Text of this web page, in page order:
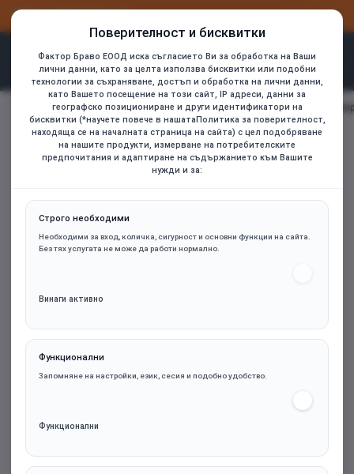
Поверителност и бисквитки
Фактор Браво ЕООД иска съгласието Ви за обработка на Ваши
лични данни, като за целта използва бисквитки или подобни
технологии за съхраняване, достъп и обработка на лични данни,
като Вашето посещение на този сайт, IP адреси, данни за
географско позициониране и други идентификатори на
бисквитки (*научете повече в нашатаПолитика за поверителност,
находяща се на началната страница на сайта) с цел подобряване
на нашите продукти, измерване на потребителските
предпочитания и адаптиране на съдържанието към Вашите
нужди и за:
Строго необходими
Необходими за вход, количка, сигурност и основни функции на сайта.
Без тях услугата не може да работи нормално.
Винаги активно
Функционални
Запомняне на настройки, език, сесия и подобно удобство.
Функционални
ВХОД
home
A4tech Bloody МR-590 Геймърски безжични слушалки с